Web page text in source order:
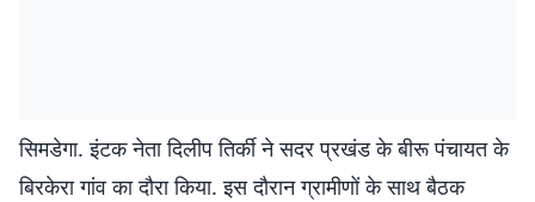
सिमडेगा. इंटक नेता दिलीप तिर्की ने सदर प्रखंड के बीरू पंचायत के
बिरकेरा गांव का दौरा किया. इस दौरान ग्रामीणों के साथ बैठक